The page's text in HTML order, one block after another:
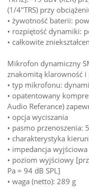
(1/4"TRS) przy
• żywotność baterii:
• rozpiętość dynamiki:
• całkowite
Mikrofon dynamiczny
znakomitą klarowność i
• typ mikrofonu:
• opatentowany
Audio Referance)
• opcja wyciszania
• pasmo przenoszenia:
• charakterystyka
• impedancja
• poziom wyjściowy
Pa = 94 dB SPL]
• waga (netto): 289 g